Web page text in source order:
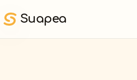
Suapea